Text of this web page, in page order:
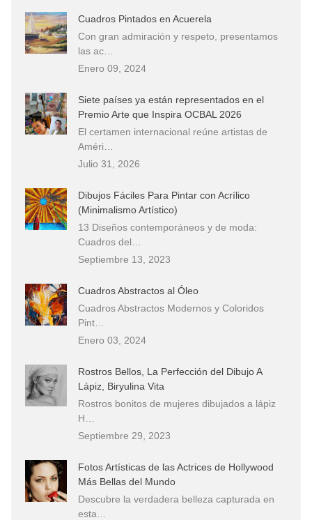
Cuadros Pintados en Acuerela
Con gran admiración y respeto, presentamos
las ac…
Enero 09, 2024
Siete países ya están representados en el
Premio Arte que Inspira OCBAL 2026
El certamen internacional reúne artistas de
Améri…
Julio 31, 2026
Dibujos Fáciles Para Pintar con Acrílico
(Minimalismo Artístico)
13 Diseños contemporáneos y de moda:
Cuadros del…
Septiembre 13, 2023
Cuadros Abstractos al Óleo
Cuadros Abstractos Modernos y Coloridos
Pint…
Enero 03, 2024
Rostros Bellos, La Perfección del Dibujo A
Lápiz, Biryulina Vita
Rostros bonitos de mujeres dibujados a lápiz
H…
Septiembre 29, 2023
Fotos Artísticas de las Actrices de Hollywood
Más Bellas del Mundo
Descubre la verdadera belleza capturada en
esta…